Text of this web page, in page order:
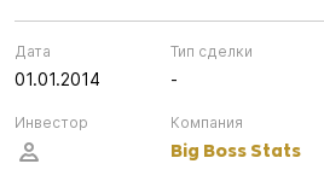
Дата
01.01.2014
Компания
Big Boss Stats
Инвестор
Тип сделки
-